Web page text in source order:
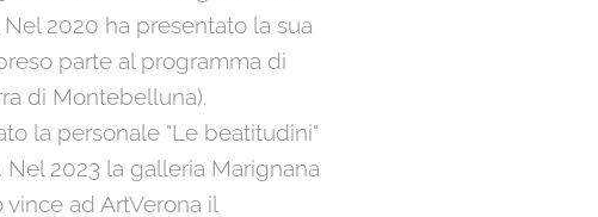
2020 ha presentato la sua
parte al programma di
di Montebelluna).
la personale "Le beatitudini"
2023 la galleria Marignana
ad ArtVerona il